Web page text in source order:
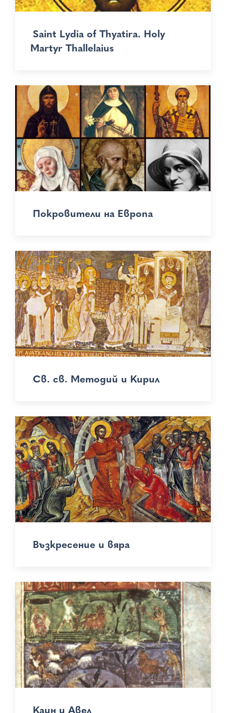
Saint Lydia of Thyatira. Holy
Martyr Thallelaius
Покровители на Европа
Св. св. Методий и Кирил
Възкресение и вяра
Каин и Авел